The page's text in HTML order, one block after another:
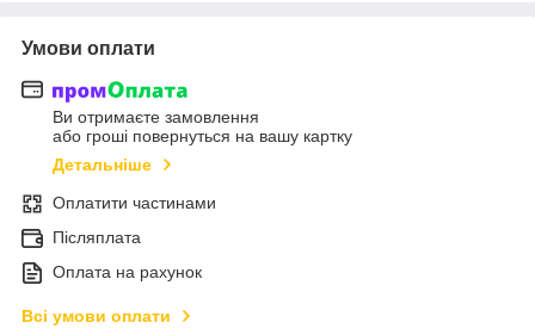
Умови оплати
Ви отримаєте замовлення
або гроші повернуться на вашу картку
Детальніше
Оплатити частинами
Післяплата
Оплата на рахунок
Всі умови оплати